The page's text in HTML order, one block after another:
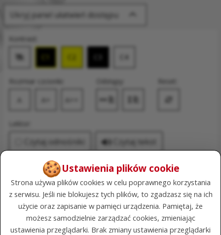
Ukryj panel ułatwień dostępu
Kontrast:
Zmień kontrast na domyślny
Odstępy:
Zmień odstęp między literami
Zmień interlinię i margines
Przywróć
Czytaj odnośniki
do stron i plików Czytaj tekst
developer - Leuschke, Hansen
and Stroman
Wyszukiwarka
🍪Ustawienia plików cookie
Strona używa plików cookies w celu poprawnego korzystania
z serwisu. Jeśli nie blokujesz tych plików, to zgadzasz się na ich
użycie oraz zapisanie w pamięci urządzenia. Pamiętaj, że
możesz samodzielnie zarządzać cookies, zmieniając
ustawienia przeglądarki. Brak zmiany ustawienia przeglądarki